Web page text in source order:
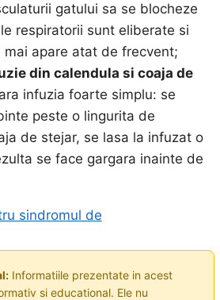
gatului sa se blocheze
respiratorii sunt eliberate si
mai apare atat de frecvent;
din calendula si coaja de
infuzia foarte simplu: se
peste o lingurita de
de stejar, se lasa la infuzat o
se face gargara inainte de
sindromul de
Informatiile prezentate in acest
si educational. Ele nu